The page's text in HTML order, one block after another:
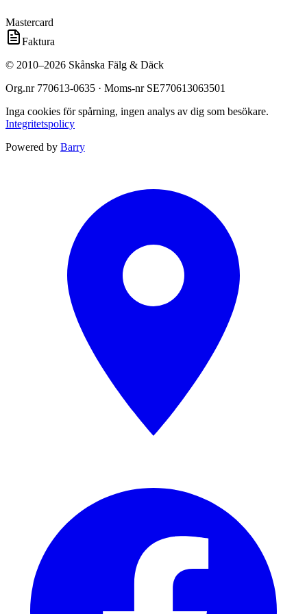
Mastercard
Faktura
© 2010–2026 Skånska Fälg & Däck
Org.nr 770613-0635 · Moms-nr SE770613063501
Inga cookies för spårning, ingen analys av dig som besökare.
Integritetspolicy
Powered by Barry